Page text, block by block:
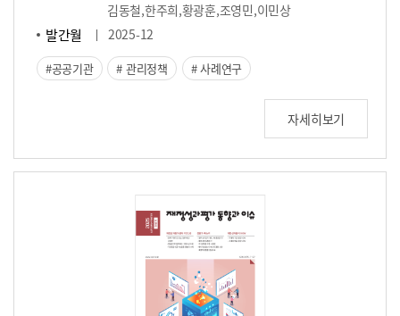
김동철,한주희,황광훈,조영민,이민상
발간월 2025-12
공공기관 관리정책 사례연구
자세히보기